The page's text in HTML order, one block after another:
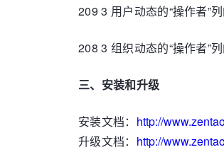
209 3 用户动态的“操作者”
208 3 组织动态的“操作者”
三、安装和升级
安装文档： http://
升级文档： http://